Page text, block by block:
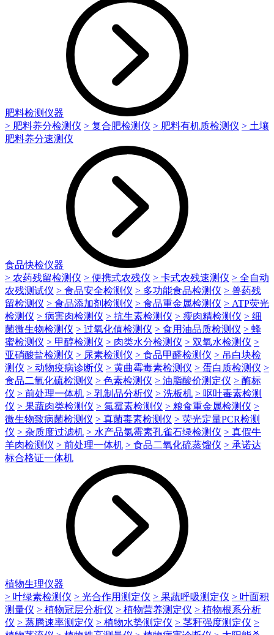
肥料检测仪器
> 肥料养分检测仪 > 复合肥检测仪 > 肥料有机质检测仪 > 土壤
肥料养分速测仪
食品快检仪器
> 农药残留检测仪 > 便携式农残仪 > 卡式农残速测仪 > 全自动
农残测试仪 > 食品安全检测仪 > 多功能食品检测仪 > 兽药残
留检测仪 > 食品添加剂检测仪 > 食品重金属检测仪 > ATP荧光
检测仪 > 病害肉检测仪 > 抗生素检测仪 > 瘦肉精检测仪 > 细
菌微生物检测仪 > 过氧化值检测仪 > 食用油品质检测仪 > 蜂
蜜检测仪 > 甲醇检测仪 > 肉类水分检测仪 > 双氧水检测仪 >
亚硝酸盐检测仪 > 尿素检测仪 > 食品甲醛检测仪 > 吊白块检
测仪 > 动物疫病诊断仪 > 黄曲霉毒素检测仪 > 蛋白质检测仪 >
食品二氧化硫检测仪 > 色素检测仪 > 油脂酸价测定仪 > 酶标
仪 > 前处理一体机 > 乳制品分析仪 > 洗板机 > 呕吐毒素检测
仪 > 果蔬肉类检测仪 > 氯霉素检测仪 > 粮食重金属检测仪 >
微生物致病菌检测仪 > 真菌毒素检测仪 > 荧光定量PCR检测
仪 > 杂质度过滤机 > 水产品氯霉素孔雀石绿检测仪 > 真假牛
羊肉检测仪 > 前处理一体机 > 食品二氧化硫蒸馏仪 > 承诺达
标合格证一体机
植物生理仪器
> 叶绿素检测仪 > 光合作用测定仪 > 果蔬呼吸测定仪 > 叶面积
测量仪 > 植物冠层分析仪 > 植物营养测定仪 > 植物根系分析
仪 > 蒸腾速率测定仪 > 植物水势测定仪 > 茎秆强度测定仪 >